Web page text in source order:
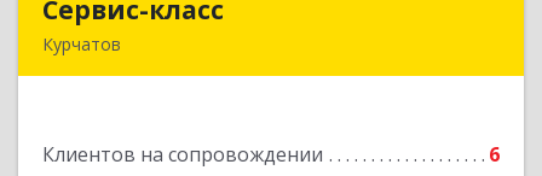
Сервис-класс
Курчатов
Клиентов на сопровождении 6